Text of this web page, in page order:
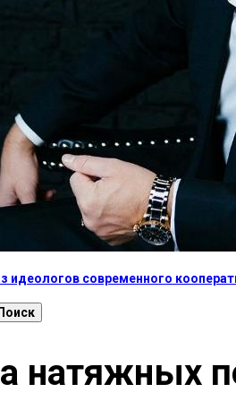
идеологов современного
натяжных